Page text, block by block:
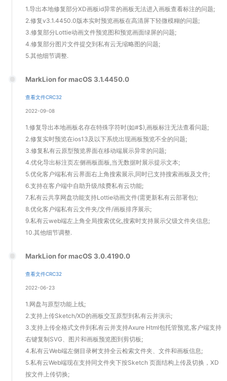
1.导出本地修复部分XD画板id异常的画板无法进入画板查看标注的问题;
2.修复v3.1.4450.0版本实时预览画板在高清屏下轻微模糊的问题;
3.修复部分Lottie动画文件预览图和预览画面绿屏的问题;
4.修复部分图片文件提交到私有云无缩略图的问题;
5.其他细节调整.
2022-09-08
查看文件CRC32
MarkLion for macOS 3.1.4450.0
1.修复导出本地画板名存在特殊字符时(如#$),画板标注无法查看问题;
2.修复实时预览在ios13及以下系统出现画板预览不全的问题;
3.修复私有云原型预览界面在移动端展示异常的问题;
4.优化导出标注页左侧画板面板,当无数据时展示提示文本;
5.优化客户端私有云界面右上角搜索展示,同时已支持搜索画板及文件;
6.支持在客户端中自助升级/续费私有云功能;
7.私有云共享网盘功能支持Lottie动画文件(需更新私有云部署包);
8.优化客户端私有云文件夹/文件/画板排序展示;
9.私有云web端左上角全局搜索优化,搜索时支持展示父级文件夹信息;
10.其他细节调整.
2022-06-23
查看文件CRC32
MarkLion for macOS 3.0.4190.0
1.网盘与原型功能上线;
2.支持上传Sketch/XD的画板交互原型到私有云并演示;
3.支持上传全格式文件到私有云并支持Axure Html包托管预览,客户端支持
右键复制SVG、图片和画板预览图到剪切板;
4.私有云Web端左侧目录树支持全云检索文件夹、文件和画板信息;
5.私有云Web端现在支持同文件夹下按Sketch 页面结构上传及切换，XD
按文件上传切换;